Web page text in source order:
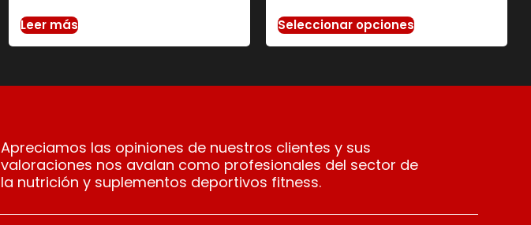
Leer más Seleccionar opciones
Apreciamos las opiniones de nuestros clientes y sus
valoraciones nos avalan como profesionales del sector de
la nutrición y suplementos deportivos fitness.